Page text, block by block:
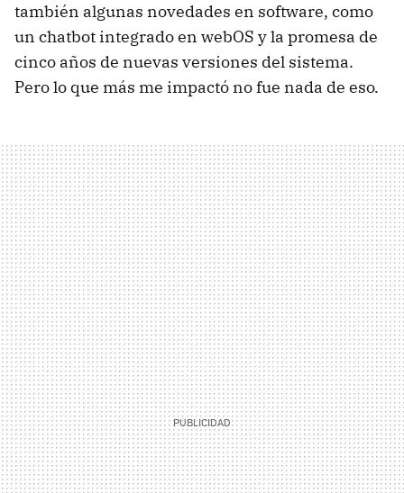
también algunas novedades en software, como
un chatbot integrado en webOS y la promesa de
cinco años de nuevas versiones del sistema.
Pero lo que más me impactó no fue nada de eso.